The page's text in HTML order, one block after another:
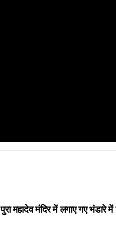
पुरा महादेव मंदिर में लगाए गए